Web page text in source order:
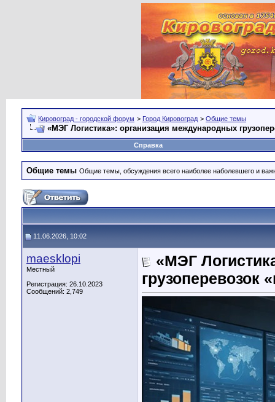
Кировоград - городской форум > Город Кировоград > Общие темы
«МЭГ Логистика»: организация международных
Справка
Общие темы Общие темы, обсуждения всего наиболее наболевшего и
11.06.2026, 10:02
maesklopi
Местный
Регистрация: 26.10.2023
Сообщений: 2,749
«МЭГ
грузоперевозок